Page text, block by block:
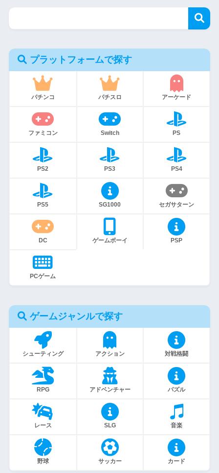
プラットフォームで探す
パチンコ パチスロ アーケード
ファミコン Switch PS
PS2 PS3 PS4
PS5 SG1000 セガサターン
DC ゲームボーイ PSP
PCゲーム
ゲームジャンルで探す
シューティング アクション 対戦格闘
RPG アドベンチャー パズル
レース SLG 音楽
野球 サッカー カード